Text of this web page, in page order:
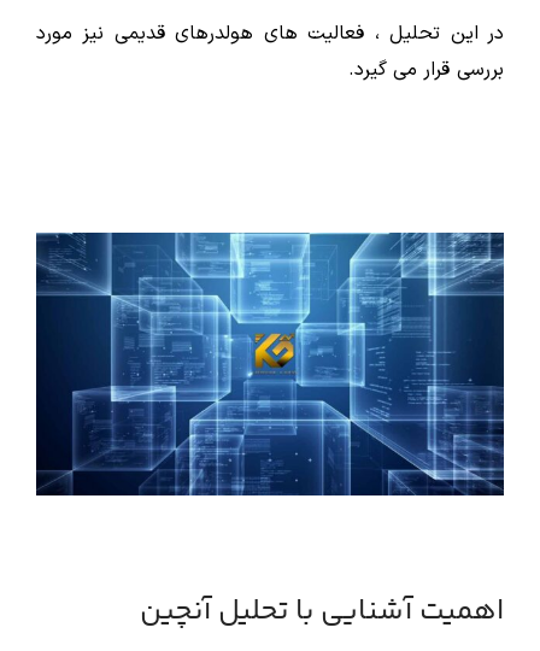
در این تحلیل ، فعالیت های هولدرهای قدیمی نیز مورد
بررسی قرار می گیرد.
اهمیت آشنایی با تحلیل آنچین